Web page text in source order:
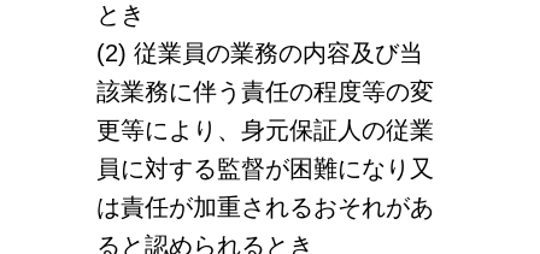
とき
(2) 従業員の業務の内容及び当
該業務に伴う責任の程度等の変
更等により、身元保証人の従業
員に対する監督が困難になり又
は責任が加重されるおそれがあ
ると認められるとき